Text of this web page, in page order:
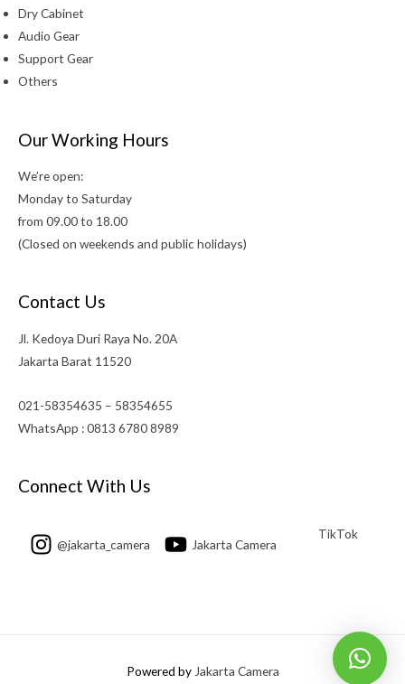
Dry Cabinet
Audio Gear
Support Gear
Others
Our Working Hours
We’re open:
Monday to Saturday
from 09.00 to 18.00
(Closed on weekends and public holidays)
Contact Us
Jl. Kedoya Duri Raya No. 20A
Jakarta Barat 11520
021-58354635 – 58354655
WhatsApp : 0813 6780 8989
Connect With Us
@jakarta_camera Jakarta Camera
TikTok
Powered by Jakarta Camera